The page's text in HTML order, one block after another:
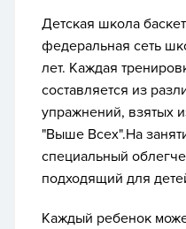
Детская школа
федеральная сеть
лет. Каждая
составляется из
упражнений, взятых
"Выше Всех".На
специальный
подходящий для
Каждый ребенок